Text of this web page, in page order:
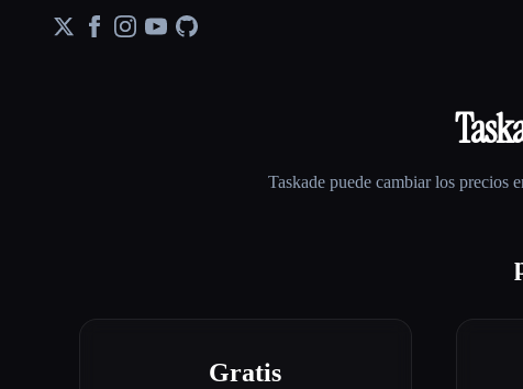
Taskadepuede cambiar los precios
Gratis